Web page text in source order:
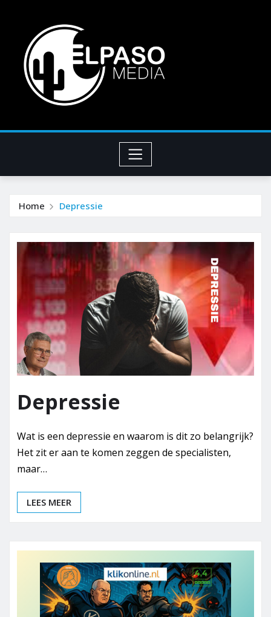
Home Depressie
Depressie
Wat is een depressie en waarom is dit zo belangrijk?
Het zit er aan te komen zeggen de specialisten,
maar…
LEES MEER